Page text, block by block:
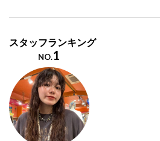
スタッフランキング
NO.1